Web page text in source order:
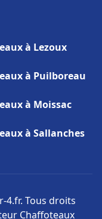
à Lezoux
à Puilboreau
à Moissac
à Sallanches
4.fr. Tous droits
Chaffoteaux